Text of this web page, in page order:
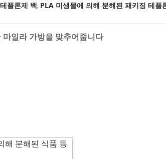
플론제 백, PLA 미생물에 의해 분해된 패키징 테플
일라 가방을 맞추어줍니다
해 분해된 식품 등